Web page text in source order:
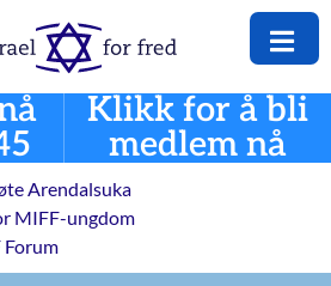
Klikk for å bli
medlem nå
Arendalsuka
MIFF-ungdom
Forum